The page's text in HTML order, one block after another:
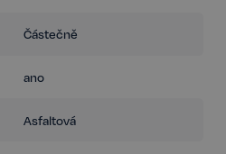
Částečně
ano
Asfaltová